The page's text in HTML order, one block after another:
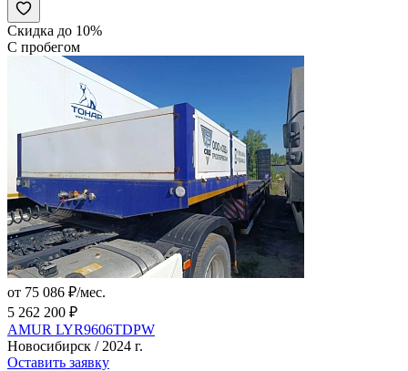
Скидка до 10%
С пробегом
от 75 086 ₽/мес.
5 262 200 ₽
AMUR LYR9606TDPW
Новосибирск / 2024 г.
Оставить заявку